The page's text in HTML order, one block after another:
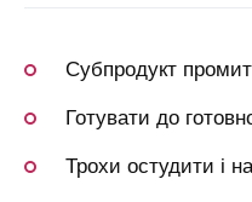
Субпродукт
Готувати до
Трохи остудити і